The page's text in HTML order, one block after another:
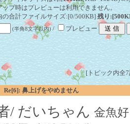
ップ時はプレビューは利用できません。
の合計ファイルサイズ:[0/500KB] 残り
(半角8文字以内)/ プレビュー
[トピック内全
Re[6]: 鼻上げをやめません
/ だいちゃん 金魚